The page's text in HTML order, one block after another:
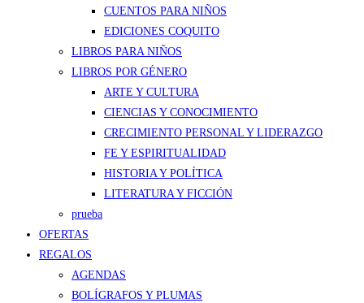
CUENTOS PARA NIÑOS
EDICIONES COQUITO
LIBROS PARA NIÑOS
LIBROS POR GÉNERO
ARTE Y CULTURA
CIENCIAS Y CONOCIMIENTO
CRECIMIENTO PERSONAL Y LIDERAZGO
FE Y ESPIRITUALIDAD
HISTORIA Y POLÍTICA
LITERATURA Y FICCIÓN
prueba
OFERTAS
REGALOS
AGENDAS
BOLÍGRAFOS Y PLUMAS